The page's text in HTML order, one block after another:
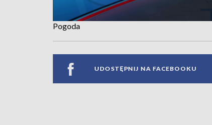
Pogoda
UDOSTĘPNIJ NA FACEBOOKU